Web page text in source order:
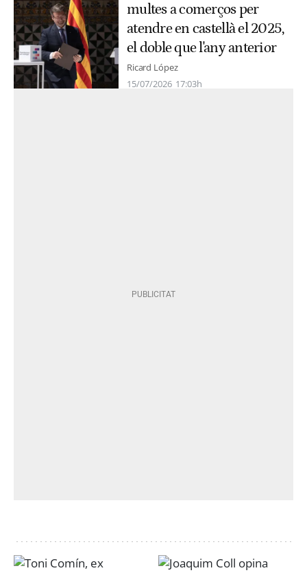
multes a comerços per
atendre en castellà el 2025,
el doble que l'any anterior
Ricard López
15/07/2026 17:03h